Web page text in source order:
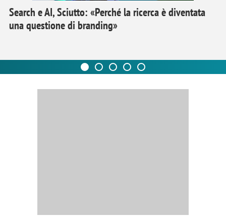
Search e AI, Sciutto: «Perché la ricerca è diventata
una questione di branding»